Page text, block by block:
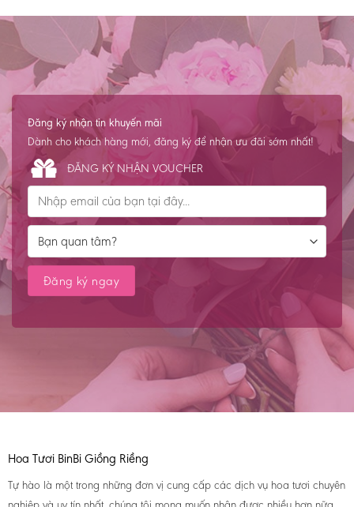
Đăng ký nhận tin khuyến mãi
Dành cho khách hàng mới, đăng ký để nhận ưu đãi sớm nhất!
ĐĂNG KÝ NHẬN VOUCHER
Hoa Tươi BinBi Giồng Riềng
Tự hào là một trong những đơn vị cung cấp các dịch vụ hoa tươi chuyên